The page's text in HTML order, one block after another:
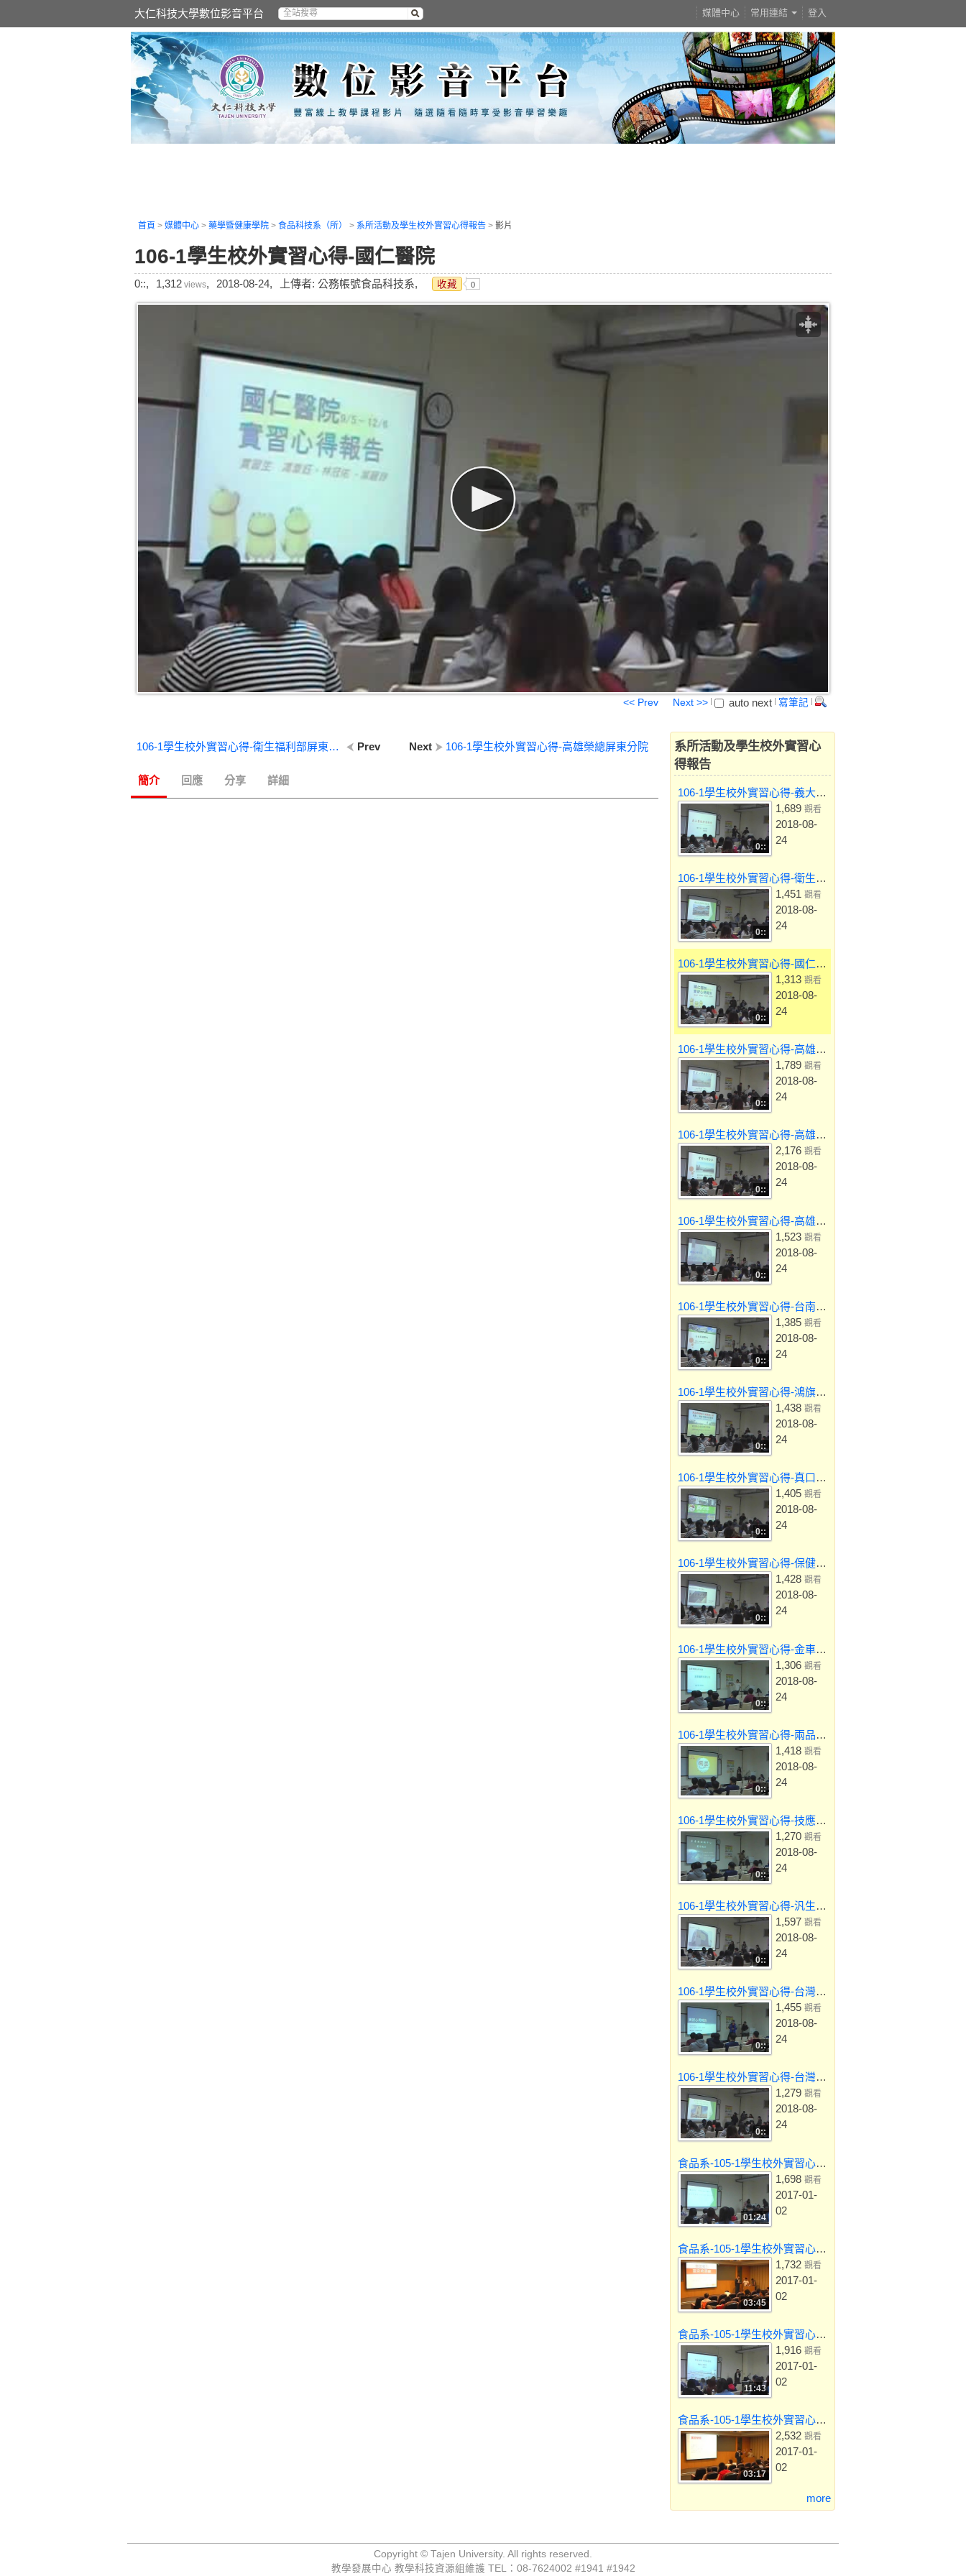
大仁科技大學數位影音平台 登入
媒體中心 常用連結
首頁 > 媒體中心 > 藥學暨健康學院 > 食品科技系（所） > 系所活動及學生校外實習心得報告 > 影片
106-1學生校外實習心得-國仁醫院
0::, 1,312 views, 2018-08-24, 上傳者: 公務帳號食品科技系, 收藏 0
<< Prev Next >> auto next 寫筆記
系所活動及學生校外實習心
得報告
106-1學生校外實習心得-義大醫院
0::
1,689 觀看
2018-08-
24
106-1學生校外實習心得-衛生福利部屏東醫院
0::
1,451 觀看
2018-08-
24
106-1學生校外實習心得-國仁醫院
0::
1,313 觀看
2018-08-
24
106-1學生校外實習心得-高雄榮總屏東分院
0::
1,789 觀看
2018-08-
24
106-1學生校外實習心得-高雄長庚醫院
0::
2,176 觀看
2018-08-
24
106-1學生校外實習心得-高雄小港醫院
0::
1,523 觀看
2018-08-
24
106-1學生校外實習心得-台南新樓醫院
0::
1,385 觀看
2018-08-
24
106-1學生校外實習心得-鴻旗有機休閒農場
0::
1,438 觀看
2018-08-
24
106-1學生校外實習心得-真口味食品企業股份有限公司
0::
1,405 觀看
2018-08-
24
106-1學生校外實習心得-保健組-屏東縣檢驗中心
0::
1,428 觀看
2018-08-
24
106-1學生校外實習心得-金車國際有限公司
0::
1,306 觀看
2018-08-
24
106-1學生校外實習心得-兩品冷凍公司
0::
1,418 觀看
2018-08-
24
106-1學生校外實習心得-技應組-屏東縣檢驗中心
0::
1,270 觀看
2018-08-
24
106-1學生校外實習心得-汎生製藥公司
0::
1,597 觀看
2018-08-
24
106-1學生校外實習心得-台灣農畜產工業股份有限公司
0::
1,455 觀看
2018-08-
24
106-1學生校外實習心得-台灣青啤股份有限公司龍泉啤酒廠
0::
1,279 觀看
2018-08-
24
食品系-105-1學生校外實習心得-鴻旗有機休閒農場
01:24
1,698 觀看
2017-01-
02
食品系-105-1學生校外實習心得-龍泉啤酒廠
03:45
1,732 觀看
2017-01-
02
食品系-105-1學生校外實習心得-衛生福利部屏東醫院
11:43
1,916 觀看
2017-01-
02
食品系-105-1學生校外實習心得-新合興海洋股份有限公司
03:17
2,532 觀看
2017-01-
02
more
Prev
106-1學生校外實習心得-衛生福利部屏東醫院 Next 106-1學生校外實習心得-高雄榮總屏東分院
簡介 回應 分享 詳細
Copyright © Tajen University. All rights reserved.
教學發展中心 教學科技資源組維護 TEL：08-7624002 #1941 #1942